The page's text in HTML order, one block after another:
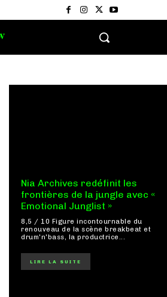
Nia Archives redéfinit les
frontières de la jungle avec «
Emotional Junglist »
8,5 / 10 Figure incontournable du
renouveau de la scène breakbeat et
drum'n'bass, la productrice...
LIRE LA SUITE